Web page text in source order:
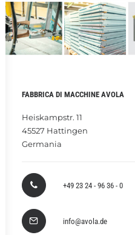
CONTATTO E APPROCCIO
FABBRICA DI MACCHINE AVOLA
Heiskampstr. 11
45527 Hattingen
Germania
+49 23 24 - 96 36 - 0
info@avola.de